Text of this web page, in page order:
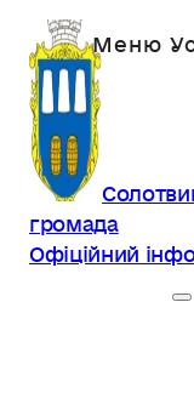
громада
Офіційний